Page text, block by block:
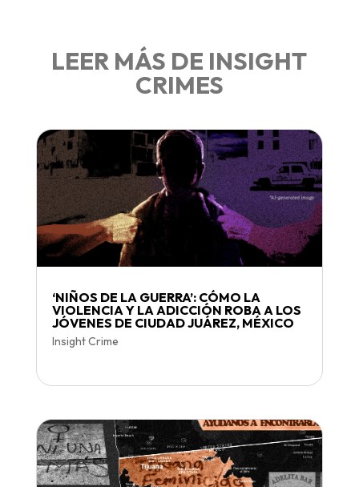
LEER MÁS DE INSIGHT
CRIMES
‘NIÑOS DE LA GUERRA’: CÓMO LA
VIOLENCIA Y LA ADICCIÓN ROBA A LOS
JÓVENES DE CIUDAD JUÁREZ, MÉXICO
Insight Crime